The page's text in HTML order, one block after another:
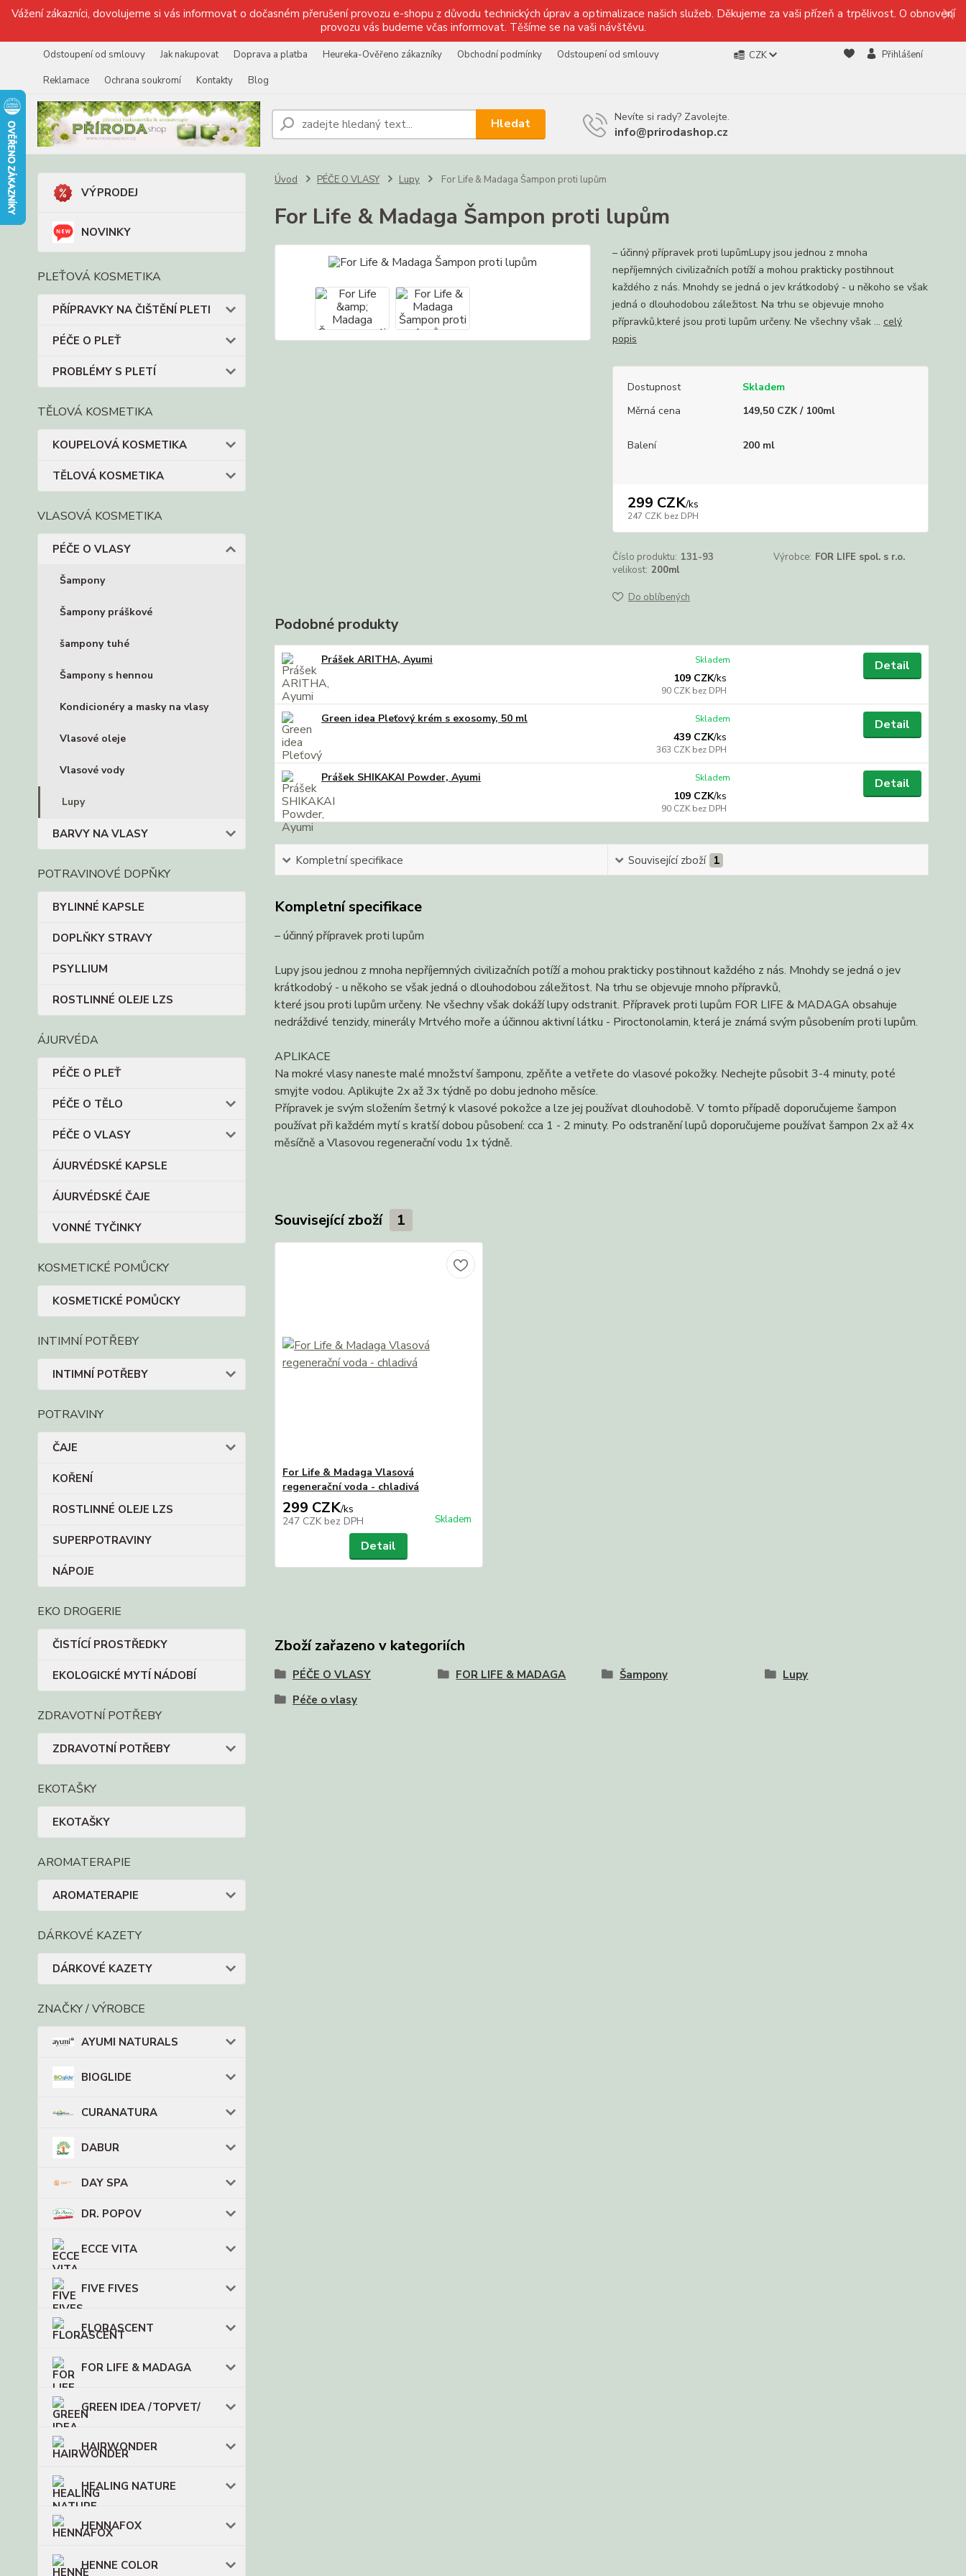
Vážení zákazníci, dovolujeme si vás informovat o dočasném přerušení provozu e-shopu z důvodu technických úprav a optimalizace našich služeb. Děkujeme za vaši přízeň a trpělivost. O obnovení
provozu vás budeme včas informovat. Těšíme se na vaši návštěvu.
Odstoupení od smlouvy Jak nakupovat Doprava a platba Heureka-Ověřeno zákazníky Obchodní podmínky
Odstoupení od smlouvy
Reklamace
Ochrana soukromí Kontakty Blog
CZK Přihlášení
Hledat Nevíte si rady? Zavolejte.
info@prirodashop.cz
VÝPRODEJ
NOVINKY
PLEŤOVÁ KOSMETIKA
PŘÍPRAVKY NA ČIŠTĚNÍ PLETI
PÉČE O PLEŤ
PROBLÉMY S PLETÍ
TĚLOVÁ KOSMETIKA
KOUPELOVÁ KOSMETIKA
TĚLOVÁ KOSMETIKA
VLASOVÁ KOSMETIKA
PÉČE O VLASY
Šampony
Šampony práškové
šampony tuhé
Šampony s hennou
Kondicionéry a masky na vlasy
Vlasové oleje
Vlasové vody
Lupy
BARVY NA VLASY
POTRAVINOVÉ DOPŇKY
BYLINNÉ KAPSLE
DOPLŇKY STRAVY
PSYLLIUM
ROSTLINNÉ OLEJE LZS
ÁJURVÉDA
PÉČE O PLEŤ
PÉČE O TĚLO
PÉČE O VLASY
ÁJURVÉDSKÉ KAPSLE
ÁJURVÉDSKÉ ČAJE
VONNÉ TYČINKY
KOSMETICKÉ POMŮCKY
KOSMETICKÉ POMŮCKY
INTIMNÍ POTŘEBY
INTIMNÍ POTŘEBY
POTRAVINY
ČAJE
KOŘENÍ
ROSTLINNÉ OLEJE LZS
SUPERPOTRAVINY
NÁPOJE
EKO DROGERIE
ČISTÍCÍ PROSTŘEDKY
EKOLOGICKÉ MYTÍ NÁDOBÍ
ZDRAVOTNÍ POTŘEBY
ZDRAVOTNÍ POTŘEBY
EKOTAŠKY
EKOTAŠKY
AROMATERAPIE
AROMATERAPIE
DÁRKOVÉ KAZETY
DÁRKOVÉ KAZETY
ZNAČKY / VÝROBCE
AYUMI NATURALS
BIOGLIDE
CURANATURA
DABUR
DAY SPA
DR. POPOV
ECCE VITA
FIVE FIVES
FLORASCENT
FOR LIFE & MADAGA
GREEN IDEA /TOPVET/
HAIRWONDER
HEALING NATURE
HENNAFOX
HENNE COLOR
Úvod PÉČE O VLASY Lupy For Life & Madaga Šampon proti lupům
For Life & Madaga Šampon proti lupům
– účinný přípravek proti lupůmLupy jsou jednou z mnoha
nepříjemných civilizačních potíží a mohou prakticky postihnout
každého z nás. Mnohdy se jedná o jev krátkodobý - u někoho se však
jedná o dlouhodobou záležitost. Na trhu se objevuje mnoho
přípravků,které jsou proti lupům určeny. Ne všechny však ... celý
popis
Dostupnost
Skladem
Měrná cena
149,50 CZK / 100ml
Balení 200 ml
299 CZK/ks
247 CZK bez DPH
Číslo produktu: 131-93 Výrobce: FOR LIFE spol. s r.o.
velikost: 200ml
Do oblíbených
Podobné produkty
Prášek ARITHA, Ayumi
109 CZK/ks
90 CZKbez DPH
Skladem Detail
Green idea Pleťový krém s exosomy, 50 ml
439 CZK/ks
363 CZKbez DPH
Skladem Detail
Prášek SHIKAKAI Powder, Ayumi
109 CZK/ks
90 CZKbez DPH
Skladem Detail
Kompletní specifikace Související zboží 1
Kompletní specifikace
– účinný přípravek proti lupům
Lupy jsou jednou z mnoha nepříjemných civilizačních potíží a mohou prakticky postihnout každého z nás. Mnohdy se jedná o jev
krátkodobý - u někoho se však jedná o dlouhodobou záležitost. Na trhu se objevuje mnoho přípravků,
které jsou proti lupům určeny. Ne všechny však dokáží lupy odstranit. Přípravek proti lupům FOR LIFE & MADAGA obsahuje
nedráždivé tenzidy, minerály Mrtvého moře a účinnou aktivní látku - Piroctonolamin, která je známá svým působením proti lupům.
APLIKACE
Na mokré vlasy naneste malé množství šamponu, zpěňte a vetřete do vlasové pokožky. Nechejte působit 3-4 minuty, poté
smyjte vodou. Aplikujte 2x až 3x týdně po dobu jednoho měsíce.
Přípravek je svým složením šetrný k vlasové pokožce a lze jej používat dlouhodobě. V tomto případě doporučujeme šampon
používat při každém mytí s kratší dobou působení: cca 1 - 2 minuty. Po odstranění lupů doporučujeme používat šampon 2x až 4x
měsíčně a Vlasovou regenerační vodu 1x týdně.
Související zboží 1
For Life & Madaga Vlasová
regenerační voda - chladivá
299 CZK/ks
247 CZK bez DPH Skladem
Detail
Zboží zařazeno v kategoriích
PÉČE O VLASY FOR LIFE & MADAGA Šampony
Lupy
Péče o vlasy